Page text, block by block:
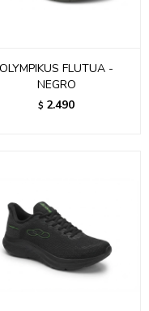
OLYMPIKUS FLUTUA -
NEGRO
$ 2.490